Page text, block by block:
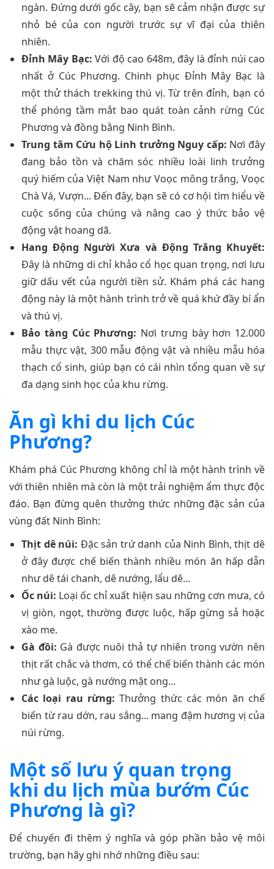
ngàn. Đứng dưới gốc cây, bạn sẽ cảm nhận được sự
nhỏ bé của con người trước sự vĩ đại của thiên
nhiên.
Đỉnh Mây Bạc: Với độ cao 648m, đây là đỉnh núi cao
nhất ở Cúc Phương. Chinh phục Đỉnh Mây Bạc là
một thử thách trekking thú vị. Từ trên đỉnh, bạn có
thể phóng tầm mắt bao quát toàn cảnh rừng Cúc
Phương và đồng bằng Ninh Bình.
Trung tâm Cứu hộ Linh trưởng Nguy cấp: Nơi đây
đang bảo tồn và chăm sóc nhiều loài linh trưởng
quý hiếm của Việt Nam như Voọc mông trắng, Voọc
Chà Vá, Vượn... Đến đây, bạn sẽ có cơ hội tìm hiểu về
cuộc sống của chúng và nâng cao ý thức bảo vệ
động vật hoang dã.
Hang Động Người Xưa và Động Trăng Khuyết:
Đây là những di chỉ khảo cổ học quan trọng, nơi lưu
giữ dấu vết của người tiền sử. Khám phá các hang
động này là một hành trình trở về quá khứ đầy bí ẩn
và thú vị.
Bảo tàng Cúc Phương: Nơi trưng bày hơn 12.000
mẫu thực vật, 300 mẫu động vật và nhiều mẫu hóa
thạch cổ sinh, giúp bạn có cái nhìn tổng quan về sự
đa dạng sinh học của khu rừng.
Ăn gì khi du lịch Cúc
Phương?
Khám phá Cúc Phương không chỉ là một hành trình về
với thiên nhiên mà còn là một trải nghiệm ẩm thực độc
đáo. Bạn đừng quên thưởng thức những đặc sản của
vùng đất Ninh Bình:
Thịt dê núi: Đặc sản trứ danh của Ninh Bình, thịt dê
ở đây được chế biến thành nhiều món ăn hấp dẫn
như dê tái chanh, dê nướng, lẩu dê...
Ốc núi: Loại ốc chỉ xuất hiện sau những cơn mưa, có
vị giòn, ngọt, thường được luộc, hấp gừng sả hoặc
xào me.
Gà đồi: Gà được nuôi thả tự nhiên trong vườn nên
thịt rất chắc và thơm, có thể chế biến thành các món
như gà luộc, gà nướng mật ong...
Các loại rau rừng: Thưởng thức các món ăn chế
biến từ rau dớn, rau sắng... mang đậm hương vị của
núi rừng.
Một số lưu ý quan trọng
khi du lịch mùa bướm Cúc
Phương là gì?
Để chuyến đi thêm ý nghĩa và góp phần bảo vệ môi
trường, bạn hãy ghi nhớ những điều sau: